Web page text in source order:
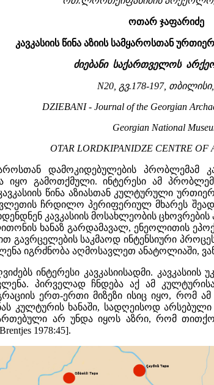
ოთარ ჯაფარიძე
კავკასიის წინა აზიის სამყაროსთან
ძიებანი საქართველოს
N20, გვ.178-197, თბილისი,
DZIEBANI - Journal of the Georgian
Georgian National
OTAR LORDKIPANIDZE CENTRE OF
დამოკიდებულების პრობლემამ
იყო გამოთქმული. ინტერესი ამ
წინა აზიასთან კულტურული
ჩრდილო პერიფერიულ მხარეს
კავკასიის მოსახლეობის ცხოვრების
ხანაზ გარდამავალ, ენეოლითის
გავრცელების საკმაოდ ინტენსიური
იგრძნობა აღმოსავლეთ ანატოლიაში,
ინტერესი კავკასიისადმი.
პირველად ჩნდება აქ ამ
ერთ-ერთი მიზეზი ისიც იყო,
კულტურის ხანაში, სადღეისოდ
არ უნდა იყოს აზრი, რომ თითქოს
1978:45].